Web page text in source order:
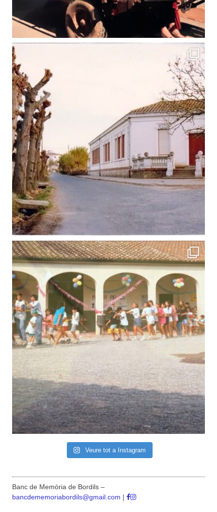
Veure tot a Instagram
Banc de Memòria de Bordils –
bancdememoriabordils@gmail.com |